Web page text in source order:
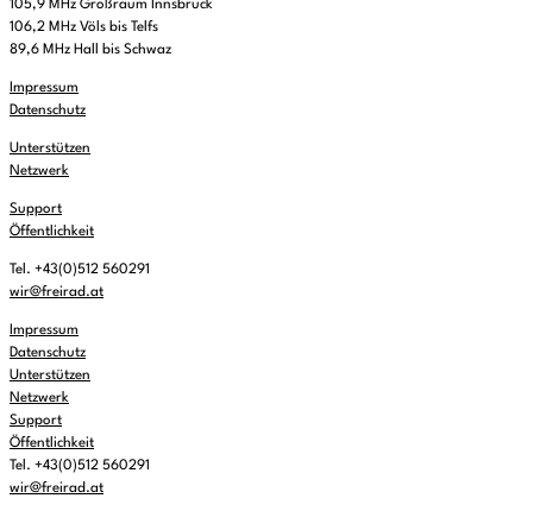
105,9 MHz Großraum Innsbruck
106,2 MHz Völs bis Telfs
89,6 MHz Hall bis Schwaz
Impressum
Datenschutz
Unterstützen
Netzwerk
Support
Öffentlichkeit
Tel. +43(0)512 560291
wir@freirad.at
Impressum
Datenschutz
Unterstützen
Netzwerk
Support
Öffentlichkeit
Tel. +43(0)512 560291
wir@freirad.at